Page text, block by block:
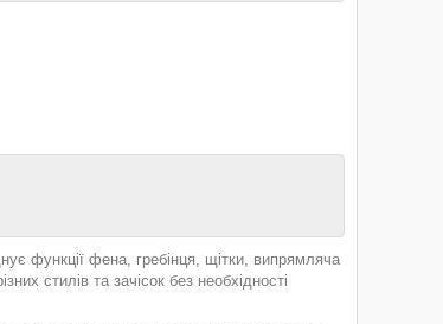
функції фена, гребінця, щітки, випрямляча
стилів та зачісок без необхідності